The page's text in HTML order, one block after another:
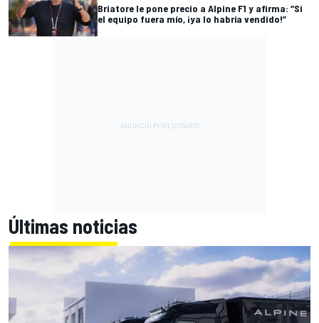
Briatore le pone precio a Alpine F1 y afirma: “Si
el equipo fuera mío, ¡ya lo habría vendido!”
Últimas noticias